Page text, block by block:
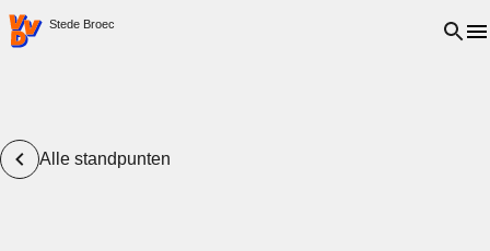
VVD.nl - Ga naar de homepage
Stede Broec Open
Alle standpunten